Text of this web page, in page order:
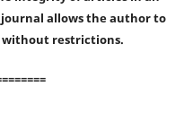
allows the author to
restrictions.